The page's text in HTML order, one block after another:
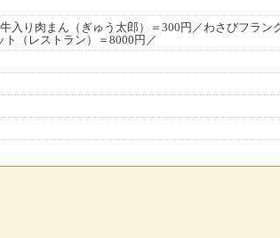
入り肉まん（ぎゅう太郎）＝300円／わさびフラン
ト（レストラン）＝8000円／